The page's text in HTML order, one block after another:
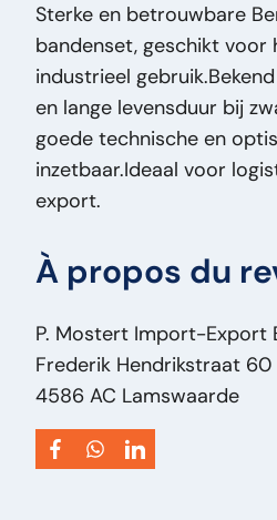
État général:Bon
État optique:Bon
État technique:Bon
Titre:Bergougnan 300 -
15 Bandenset – Heftruck
PM2853
Ajout:Bergougnan 300-
Type:300 -15
Puissance du moteur ch:
Type de véhicule:
Sterke en betrouwbare
bandenset, geschikt voor
industrieel
en lange levensduur bij
goede technische en
inzetbaar.Ideaal voor
export.
À propos du
P. Mostert Import-Export
Frederik Hendrikstraat 60
4586 AC Lamswaarde